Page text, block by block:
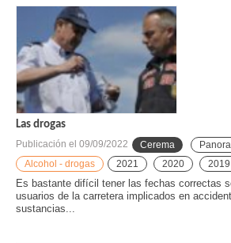
Las drogas
Publicación el 09/09/2022 Cerema
Alcohol - drogas
2021 2020 2019
Es bastante difícil tener las fechas correctas
usuarios de la carretera implicados en
sustancias...